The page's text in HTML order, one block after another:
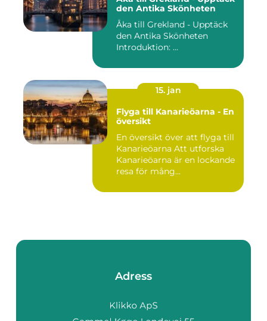
den Antika Skönheten
Åka till Grekland - Upptäck
den Antika Skönheten
Introduktion: ...
15. jan
Flyga till Kanarieöarna - En
översikt
En översikt över att flyga till
Kanarieöarna Att utforska
Kanarieöarna är en lockande
resa för mång...
Adress